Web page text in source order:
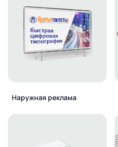
Наружная реклама